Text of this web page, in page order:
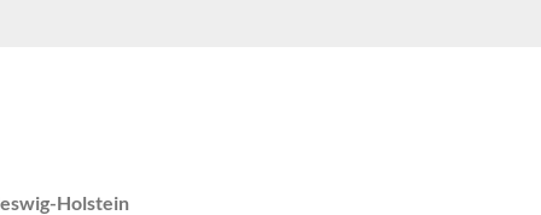
Holstein